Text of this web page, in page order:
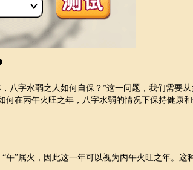
八字水弱之人如何自保？”这一问题，我们需要从
在丙午火旺之年，八字水弱的情况下保持健康
午”属火，因此这一年可以视为丙午火旺之年。这